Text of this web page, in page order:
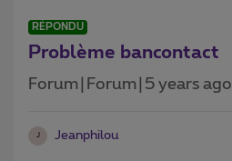
RÉPONDU
Problème bancontact
Forum|Forum|5 years ago
J Jeanphilou